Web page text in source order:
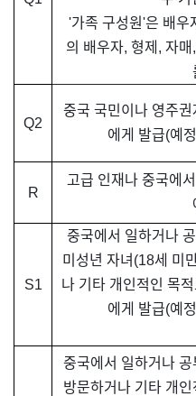
'가족 구성원'은 배우
의 배우자, 형제, 자
Q2
중국 국민이나 영주
에게 발급(예
R
고급 인재나 중국에
S1
중국에서 일하거나
미성년 자녀(18세 미
나 기타 개인적인 목
에게 발급(예
중국에서 일하거나
방문하거나 기타 개